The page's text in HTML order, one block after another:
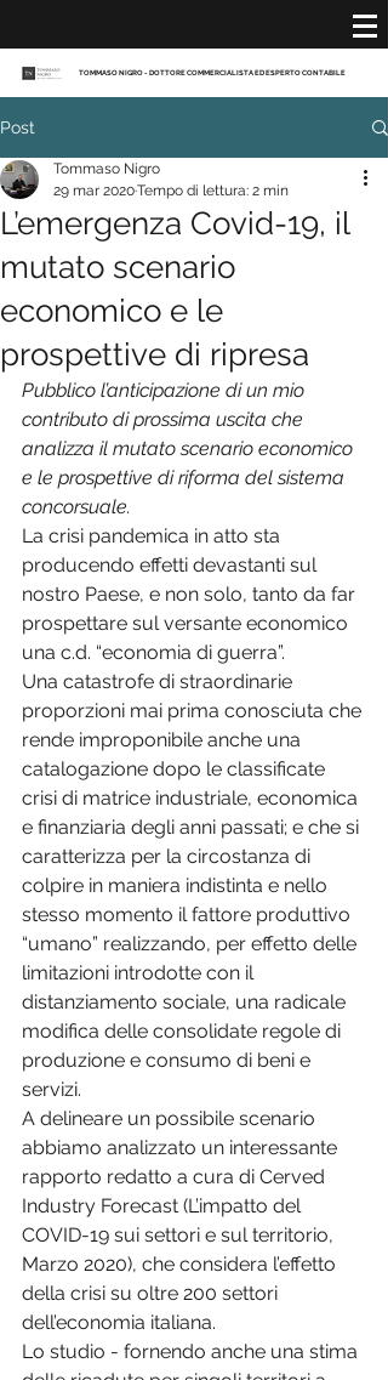
TOMMASO NIGRO - DOTTORE COMMERCIALISTA ED ESPERTO CONTABILE
Post
L’emergenza Covid-19, il
mutato scenario
economico e le
prospettive di ripresa
Tommaso Nigro
29 mar 2020Tempo di lettura: 2 min
Pubblico l’anticipazione di un mio
contributo di prossima uscita che
analizza il mutato scenario economico
e le prospettive di riforma del sistema
concorsuale.
La crisi pandemica in atto sta
producendo effetti devastanti sul
nostro Paese, e non solo, tanto da far
prospettare sul versante economico
una c.d. “economia di guerra”.
Una catastrofe di straordinarie
proporzioni mai prima conosciuta che
rende improponibile anche una
catalogazione dopo le classificate
crisi di matrice industriale, economica
e finanziaria degli anni passati; e che si
caratterizza per la circostanza di
colpire in maniera indistinta e nello
stesso momento il fattore produttivo
“umano” realizzando, per effetto delle
limitazioni introdotte con il
distanziamento sociale, una radicale
modifica delle consolidate regole di
produzione e consumo di beni e
servizi.
A delineare un possibile scenario
abbiamo analizzato un interessante
rapporto redatto a cura di Cerved
Industry Forecast (L’impatto del
COVID-19 sui settori e sul territorio,
Marzo 2020), che considera l’effetto
della crisi su oltre 200 settori
dell’economia italiana.
Lo studio - fornendo anche una stima